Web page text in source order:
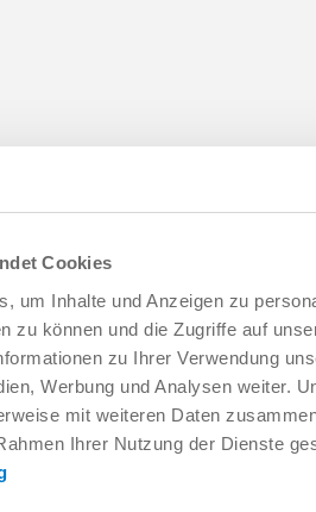
Cookies
um Inhalte und Anzeigen zu
zu können und die Zugriffe auf
zu Ihrer Verwendung
Werbung und Analysen weiter.
mit weiteren Daten
Ihrer Nutzung der Dienste